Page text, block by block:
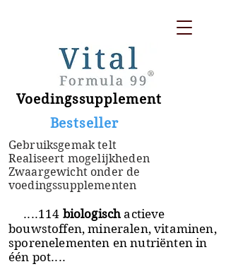
Voedingssupplement
​ Bestseller
Gebruiksgemak telt
Realiseert mogelijkheden
Zwaargewicht onder de
voedingssupplementen
....114 biologischactieve
bouwstoffen, mineralen, vitaminen,
sporenelementen en nutriënten in
één pot....